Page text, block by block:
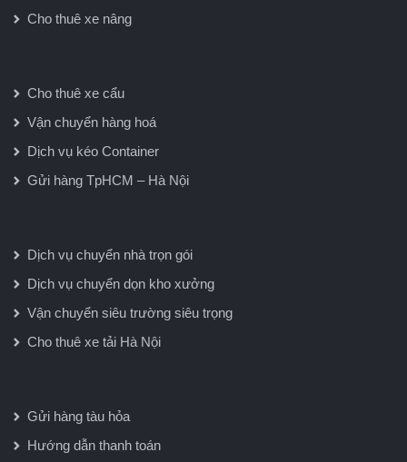
Cho thuê xe nâng
Cho thuê xe cẩu
Vận chuyển hàng hoá
Dịch vụ kéo Container
Gửi hàng TpHCM – Hà Nội
Dịch vụ chuyển nhà trọn gói
Dịch vụ chuyển dọn kho xưởng
Vận chuyển siêu trường siêu trọng
Cho thuê xe tải Hà Nội
Gửi hàng tàu hỏa
Hướng dẫn thanh toán